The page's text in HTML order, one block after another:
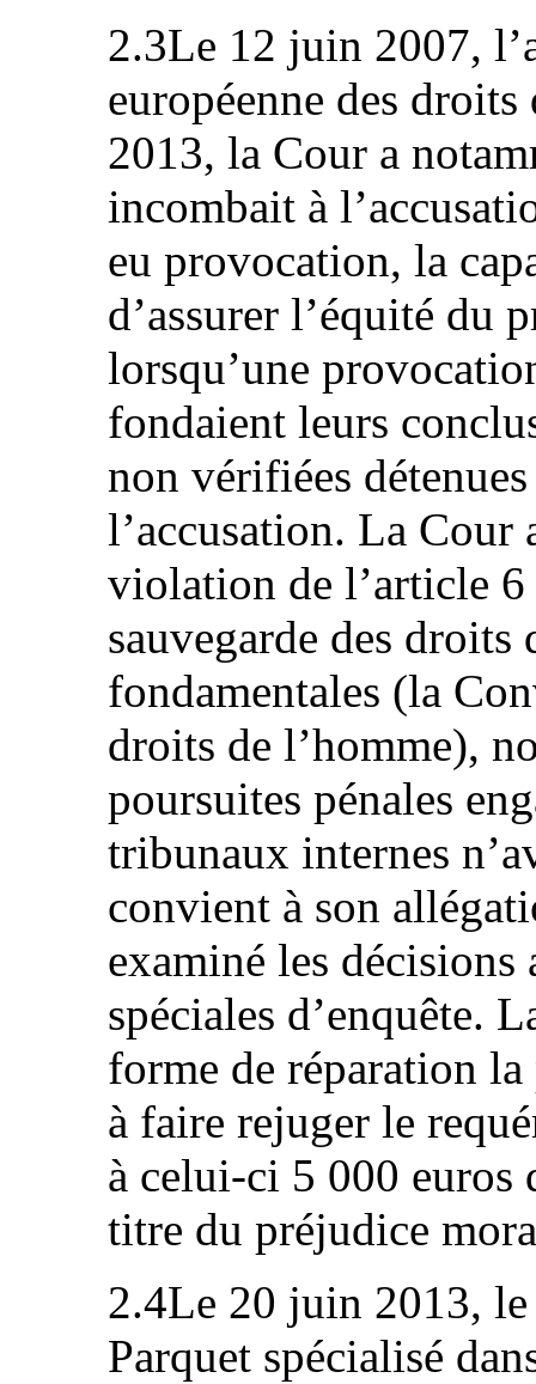
2.3Le 12 juin 2007,
européenne des
2013, la Cour a
incombait à
eu provocation, la
d’assurer l’équité du
lorsqu’une
fondaient leurs
non vérifiées
l’accusation. La Cour
violation de l’article
sauvegarde des droits
fondamentales (la
droits de l’homme),
poursuites pénales
tribunaux internes
convient à son
examiné les décisions
spéciales d’enquête.
forme de réparation
à faire rejuger le
à celui-ci 5 000 euros
titre du préjudice
2.4Le 20 juin 2013,
Parquet spécialisé